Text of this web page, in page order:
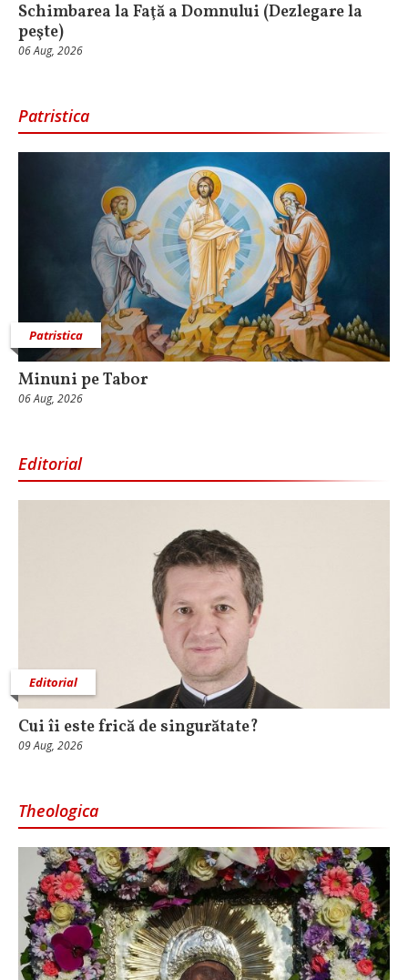
Schimbarea la Faţă a Domnului (Dezlegare la
peşte)
06 Aug, 2026
Patristica
Patristica
Minuni pe Tabor
06 Aug, 2026
Editorial
Editorial
Cui îi este frică de singurătate?
09 Aug, 2026
Theologica